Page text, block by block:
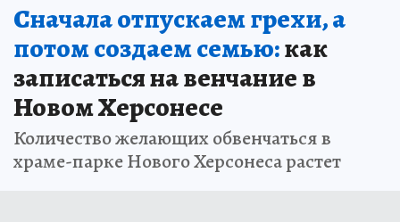
Сначала отпускаем грехи, а
потом создаем семью:как
записаться на венчание в
Новом Херсонесе
Количество желающих обвенчаться в
храме-парке Нового Херсонеса растет